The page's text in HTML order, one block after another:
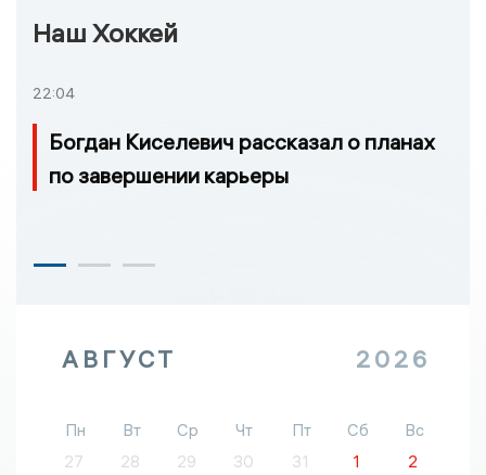
Наш Хоккей
22:04
Богдан Киселевич рассказал о планах
по завершении карьеры
АВГУСТ 2026
Пн Вт Ср Чт Пт Сб
Вс
27
28 29 30 31 1
2